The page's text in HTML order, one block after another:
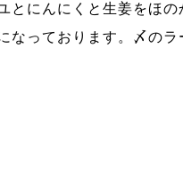
とにんにくと生姜をほ
なっております。〆のラ